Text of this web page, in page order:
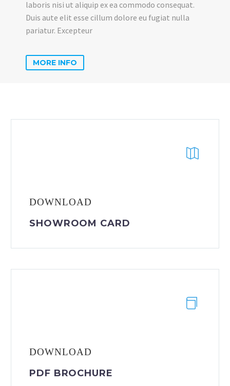
laboris nisi ut aliquip ex ea commodo consequat.
Duis aute elit esse cillum dolore eu fugiat nulla
pariatur. Excepteur
MORE INFO
DOWNLOAD
SHOWROOM CARD
DOWNLOAD
PDF BROCHURE